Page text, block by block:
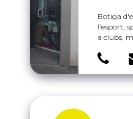
Botiga
l'esport,
a clubs,